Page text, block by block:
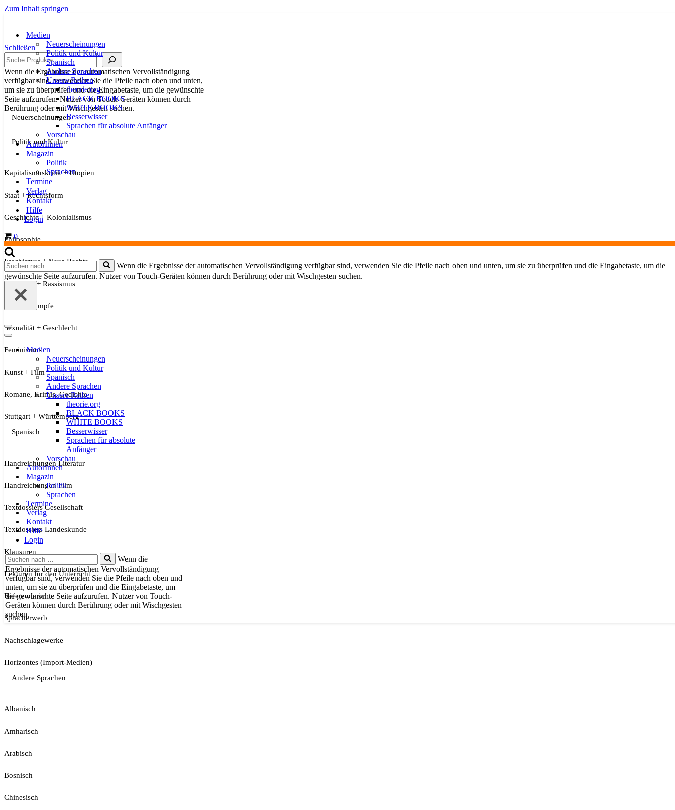
Zum Inhalt springen
Medien
Neuerscheinungen
Politik und Kultur
Spanisch
Andere Sprachen
Unsere Reihen
theorie.org
BLACK BOOKS
WHITE BOOKS
Besserwisser
Sprachen für absolute Anfänger
Vorschau
AutorInnen
Magazin
Politik
Sprachen
Termine
Verlag
Kontakt
Hilfe
Login
Warenkorb
0
Suchen
nach …
Wenn die Ergebnisse der automatischen Vervollständigung verfügbar sind, verwenden Sie die Pfeile nach oben und unten, um sie zu überprüfen und die Eingabetaste, um die
gewünschte Seite aufzurufen. Nutzer von Touch-Geräten können durch Berührung oder mit Wischgesten suchen.
Navigationsmenü
Navigationsmenü
Medien
Neuerscheinungen
Politik und Kultur
Spanisch
Andere Sprachen
Unsere Reihen
theorie.org
BLACK BOOKS
WHITE BOOKS
Besserwisser
Sprachen für absolute
Anfänger
Vorschau
AutorInnen
Magazin
Politik
Sprachen
Termine
Verlag
Kontakt
Hilfe
Login
Suchen
nach …
Wenn die
Ergebnisse der automatischen Vervollständigung
verfügbar sind, verwenden Sie die Pfeile nach oben und
unten, um sie zu überprüfen und die Eingabetaste, um
die gewünschte Seite aufzurufen. Nutzer von Touch-
Geräten können durch Berührung oder mit Wischgesten
suchen.
Schließen
Suche
Wenn die Ergebnisse der automatischen Vervollständigung
verfügbar sind, verwenden Sie die Pfeile nach oben und unten,
um sie zu überprüfen und die Eingabetaste, um die gewünschte
Seite aufzurufen. Nutzer von Touch-Geräten können durch
Berührung oder mit Wischgesten suchen.
Neuerscheinungen
Politik und Kultur
Kapitalismuskritik + Utopien
Staat + Rechtsform
Geschichte + Kolonialismus
Philosophie
Faschismus + Neue Rechte
Migration + Rassismus
Soziale Kämpfe
Sexualität + Geschlecht
Feminismus
Kunst + Film
Romane, Krimis, Gedichte
Stuttgart + Württemberg
Spanisch
Handreichungen Literatur
Handreichungen Film
Textdossiers Gesellschaft
Textdossiers Landeskunde
Klausuren
Lektüren für den Unterricht
Referendariat
Spracherwerb
Nachschlagewerke
Horizontes (Import-Medien)
Andere Sprachen
Albanisch
Amharisch
Arabisch
Bosnisch
Chinesisch